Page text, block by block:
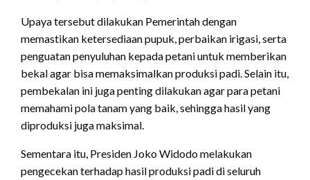
Upaya tersebut dilakukan Pemerintah dengan
memastikan ketersediaan pupuk, perbaikan irigasi, serta
penguatan penyuluhan kepada petani untuk memberikan
bekal agar bisa memaksimalkan produksi padi. Selain itu,
pembekalan ini juga penting dilakukan agar para petani
memahami pola tanam yang baik, sehingga hasil yang
diproduksi juga maksimal.
Sementara itu, Presiden Joko Widodo melakukan
pengecekan terhadap hasil produksi padi di seluruh